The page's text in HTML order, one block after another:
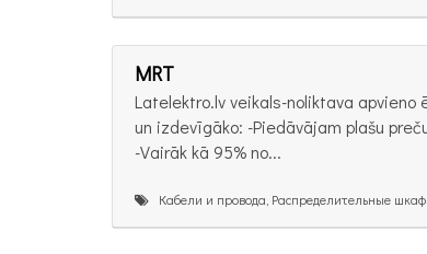
MRT
Latelektro.lv veikals-noliktava apvieno
un izdevīgāko: -Piedāvājam plašu
-Vairāk kā 95% no...
Кабели и провода, Распределительные